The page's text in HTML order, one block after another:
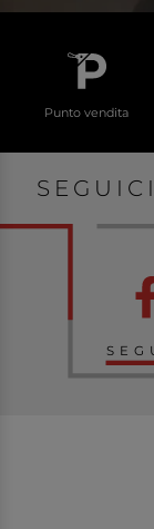
Punto vendita